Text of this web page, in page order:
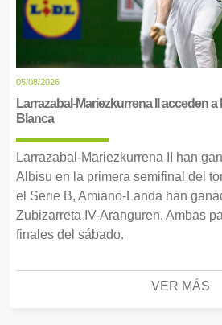
05/08/2026
Larrazabal-Mariezkurrena II acceden a
Blanca
Larrazabal-Mariezkurrena II han
Albisu en la primera semifinal del
el Serie B, Amiano-Landa han
Zubizarreta IV-Aranguren. Ambas
finales del sábado.
VER MÁS